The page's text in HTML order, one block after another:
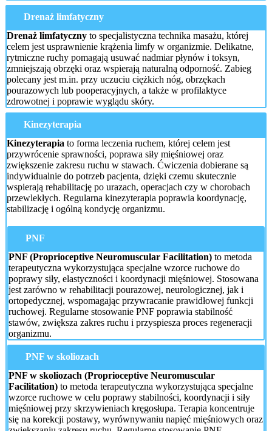
Drenaż limfatyczny
Drenaż limfatyczny to specjalistyczna technika masażu, której
celem jest usprawnienie krążenia limfy w organizmie. Delikatne,
rytmiczne ruchy pomagają usuwać nadmiar płynów i toksyn,
zmniejszają obrzęki oraz wspierają naturalną odporność. Zabieg
polecany jest m.in. przy uczuciu ciężkich nóg, obrzękach
pourazowych lub pooperacyjnych, a także w profilaktyce
zdrowotnej i poprawie wyglądu skóry.
Kinezyterapia
Kinezyterapia to forma leczenia ruchem, której celem jest
przywrócenie sprawności, poprawa siły mięśniowej oraz
zwiększenie zakresu ruchu w stawach. Ćwiczenia dobierane są
indywidualnie do potrzeb pacjenta, dzięki czemu skutecznie
wspierają rehabilitację po urazach, operacjach czy w chorobach
przewlekłych. Regularna kinezyterapia poprawia koordynację,
stabilizację i ogólną kondycję organizmu.
PNF
PNF (Proprioceptive Neuromuscular Facilitation) to metoda
terapeutyczna wykorzystująca specjalne wzorce ruchowe do
poprawy siły, elastyczności i koordynacji mięśniowej. Stosowana
jest zarówno w rehabilitacji pourazowej, neurologicznej, jak i
ortopedycznej, wspomagając przywracanie prawidłowej funkcji
ruchowej. Regularne stosowanie PNF poprawia stabilność
stawów, zwiększa zakres ruchu i przyspiesza proces regeneracji
organizmu.
PNF w skoliozach
PNF w skoliozach (Proprioceptive Neuromuscular
Facilitation) to metoda terapeutyczna wykorzystująca specjalne
wzorce ruchowe w celu poprawy stabilności, koordynacji i siły
mięśniowej przy skrzywieniach kręgosłupa. Terapia koncentruje
się na korekcji postawy, wyrównywaniu napięć mięśniowych oraz